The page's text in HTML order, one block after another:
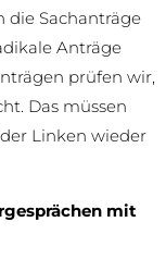
die Sachanträge
Anträge
prüfen wir,
Das müssen
Linken wieder
mit